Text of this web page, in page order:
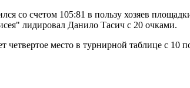
со счетом 105:81 в пользу хозяев
лидировал Данило Тасич с 20 очками.
четвертое место в турнирной таблице с